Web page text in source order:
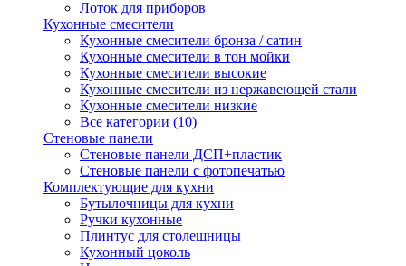
Лоток для приборов
Кухонные смесители
Кухонные смесители бронза / сатин
Кухонные смесители в тон мойки
Кухонные смесители высокие
Кухонные смесители из нержавеющей стали
Кухонные смесители низкие
Все категории (10)
Стеновые панели
Стеновые панели ДСП+пластик
Стеновые панели с фотопечатью
Комплектующие для кухни
Бутылочницы для кухни
Ручки кухонные
Плинтус для столешницы
Кухонный цоколь